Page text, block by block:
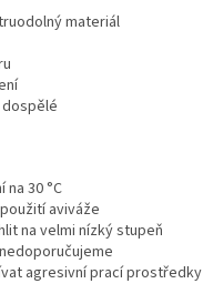
materiál
30 °C
aviváže
na velmi nízký stupeň
agresivní prací prostředky